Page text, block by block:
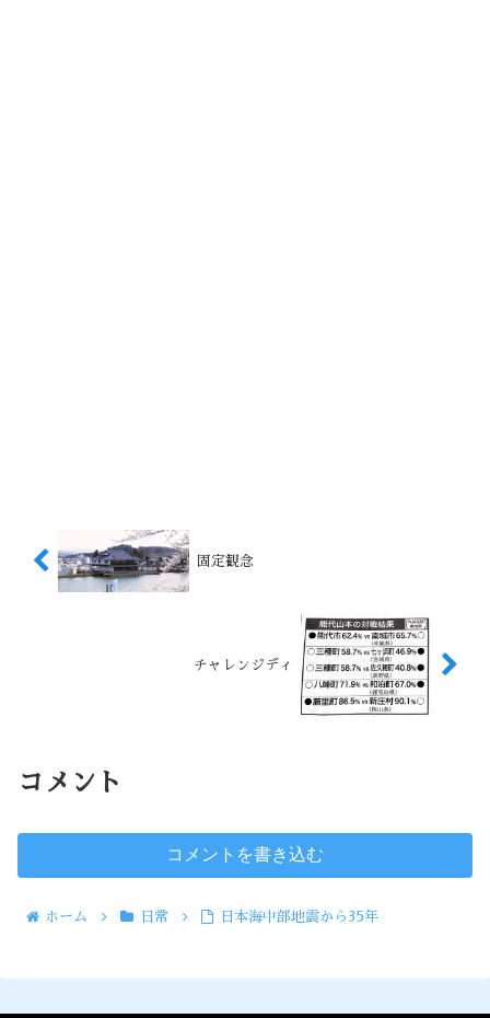
固定観念
チャレンジディ
コメント
コメントを書き込む
ホーム 日常 日本海中部地震から35年